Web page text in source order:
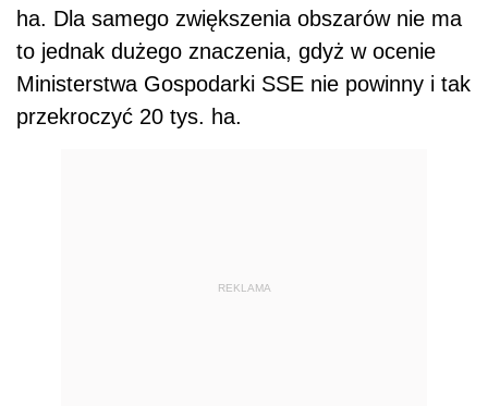
ha. Dla samego zwiększenia obszarów nie ma
to jednak dużego znaczenia, gdyż w ocenie
Ministerstwa Gospodarki SSE nie powinny i tak
przekroczyć 20 tys. ha.
REKLAMA